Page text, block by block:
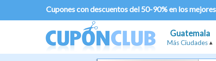
Cupones con descuentos del 50-90% en los
Guatemala
Más Ciudades